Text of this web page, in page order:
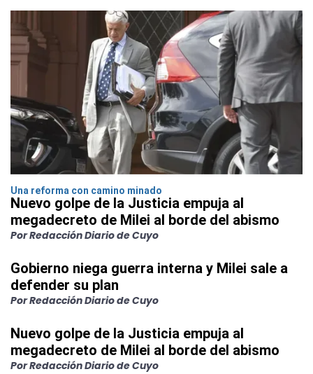
Una reforma con camino minado
Nuevo golpe de la Justicia empuja al
megadecreto de Milei al borde del abismo
Por Redacción Diario de Cuyo
Gobierno niega guerra interna y Milei sale a
defender su plan
Por Redacción Diario de Cuyo
Nuevo golpe de la Justicia empuja al
megadecreto de Milei al borde del abismo
Por Redacción Diario de Cuyo